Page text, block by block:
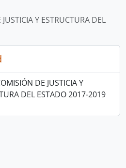
Y ESTRUCTURA DEL
DE JUSTICIA Y
DEL ESTADO 2017-2019